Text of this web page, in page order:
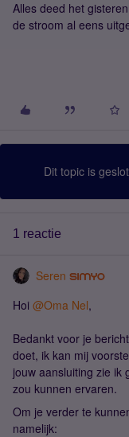
Alles deed het
de stroom al eens
Dit topic is
1 reactie
Seren
Hoi @Oma Nel,
Bedankt voor je
doet, ik kan mij
jouw aansluiting zie ik
zou kunnen ervaren.
Om je verder te
namelijk: